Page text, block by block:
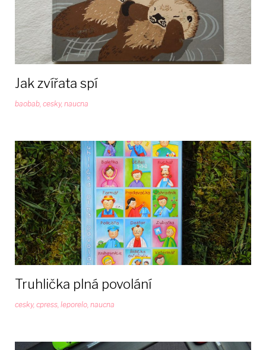
Jak zvířata spí
baobab cesky, naucna
Truhlička plná povolání
cesky, cpress, leporelo, naucna